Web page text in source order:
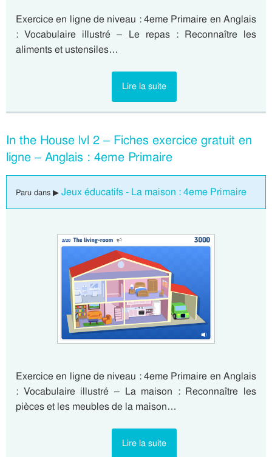
Exercice en ligne de niveau : 4eme Primaire en Anglais
: Vocabulaire illustré – Le repas : Reconnaître les
aliments et ustensiles…
Lire la suite
In the House lvl 2 – Fiches exercice gratuit en
ligne – Anglais : 4eme Primaire
Paru dans ▶ Jeux éducatifs - La maison : 4eme Primaire
Exercice en ligne de niveau : 4eme Primaire en Anglais
: Vocabulaire illustré – La maison : Reconnaître les
pièces et les meubles de la maison…
Lire la suite